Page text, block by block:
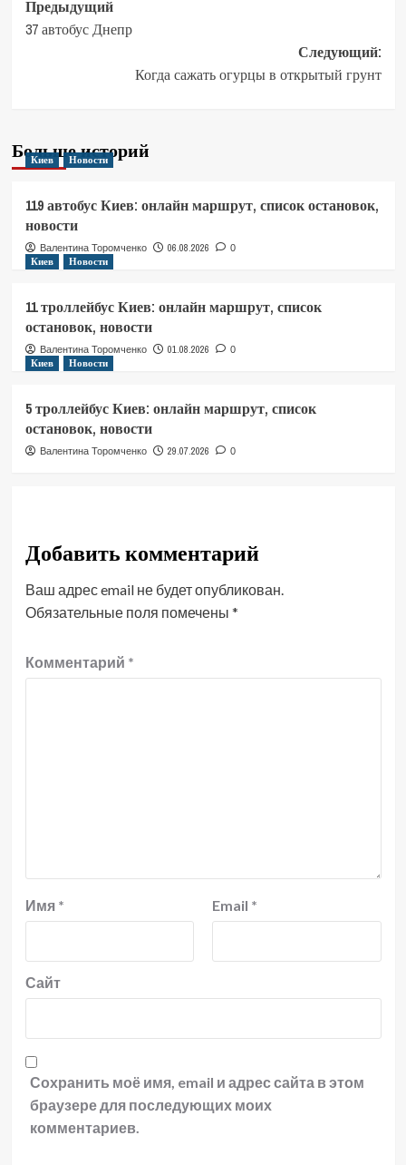
Навигация
записи
Предыдущий
37 автобус Днепр
Следующий:
Когда сажать огурцы в открытый грунт
Больше историй
Киев Новости
119 автобус Киев: онлайн маршрут, список остановок,
новости
Валентина Торомченко 06.08.2026 0
Киев Новости
11 троллейбус Киев: онлайн маршрут, список
остановок, новости
Валентина Торомченко 01.08.2026 0
Киев Новости
5 троллейбус Киев: онлайн маршрут, список
остановок, новости
Валентина Торомченко 29.07.2026 0
Добавить комментарий
Ваш адрес email не будет опубликован.
Обязательные поля помечены *
Комментарий *
Имя * Email *
Сайт
Сохранить моё имя, email и адрес сайта в этом
браузере для последующих моих
комментариев.